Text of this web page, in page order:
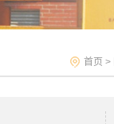
首页 >